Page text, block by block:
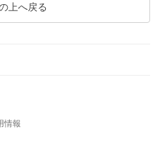
上へ戻る
情報